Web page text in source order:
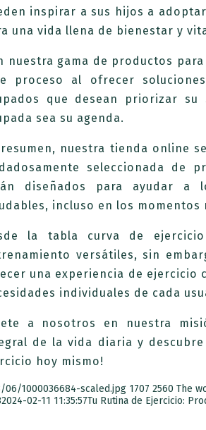
inspirar a sus hijos a
una vida llena de bienestar y
nuestra gama de productos
proceso al ofrecer
que desean priorizar
sea su agenda.
resumen, nuestra tienda online
seleccionada de
diseñados para ayudar a
incluso en los momentos
la tabla curva de
versátiles, sin
una experiencia de ejercicio
individuales de cada
a nosotros en nuestra
de la vida diaria y
hoy mismo!
1000036684-scaled.jpg 1707 2560 The
2024-02-11 11:35:57Tu Rutina de Ejercicio: